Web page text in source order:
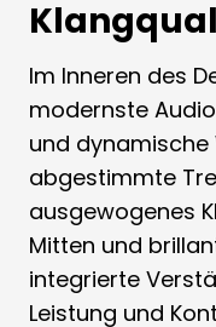
Im Inneren des
modernste
und dynamische
abgestimmte
ausgewogenes
Mitten und
integrierte
Leistung und